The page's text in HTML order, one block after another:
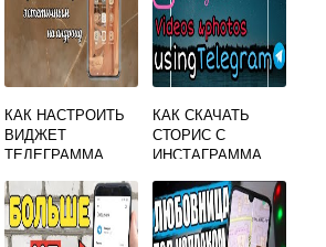
КАК НАСТРОИТЬ
ВИДЖЕТ
ТЕЛЕГРАММА
КАК СКАЧАТЬ
СТОРИС С
ИНСТАГРАММА